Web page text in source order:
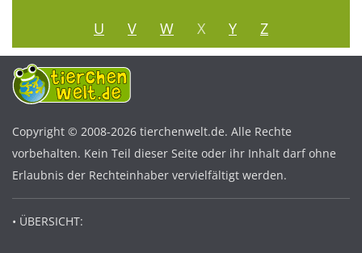
U
V W X Y Z
Copyright © 2008-2026 tierchenwelt.de. Alle Rechte
vorbehalten. Kein Teil dieser Seite oder ihr Inhalt darf ohne
Erlaubnis der Rechteinhaber vervielfältigt werden.
• ÜBERSICHT: